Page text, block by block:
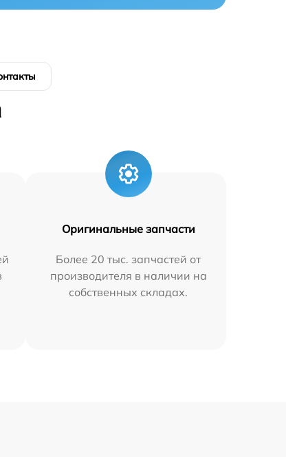
Оригинальные запчасти
Более 20 тыс. запчастей от
производителя в наличии на
собственных складах.